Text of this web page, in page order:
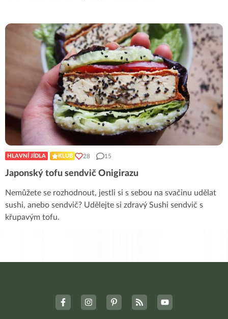
HLAVNÍ JÍDLA KLUB 28 15
Japonský tofu sendvič Onigirazu
Nemůžete se rozhodnout, jestli si s sebou na svačinu udělat
sushi, anebo sendvič? Udělejte si zdravý Sushi sendvič s
křupavým tofu.